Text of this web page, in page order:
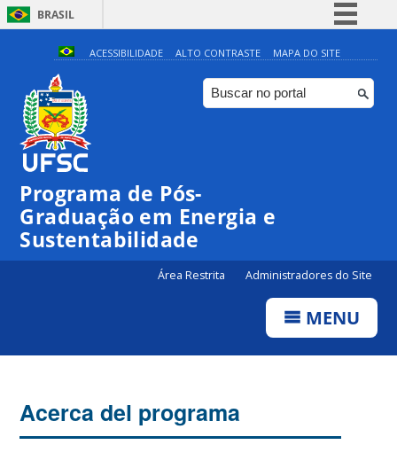
BRASIL
Simplifique!
Comunica BR
Participe
ACESSIBILIDADE ALTO CONTRASTE MAPA DO SITE
Programa de Pós-
Graduação em Energia e
Sustentabilidade
Área Restrita Administradores do Site
MENU
Acerca del programa